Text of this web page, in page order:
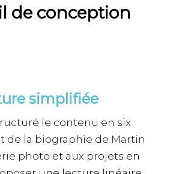
de conception
simplifiée
le contenu en six
de la biographie de Martin
photo et aux projets en